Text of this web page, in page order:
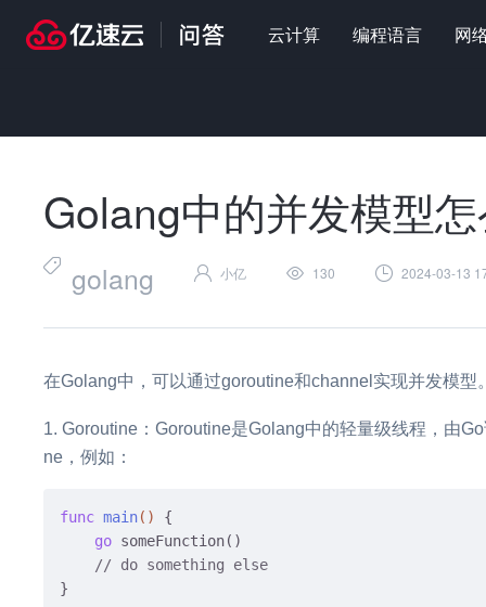
云计算 编程语言 网
Golang中的并发模型
golang 小亿 130 2024-03-13
在Golang中，可以通过goroutine和channel实现并发模型
Goroutine：Goroutine是Golang中的轻量级线程，由
ne，例如：
func main()
{
go someFunction()
// do something else
}